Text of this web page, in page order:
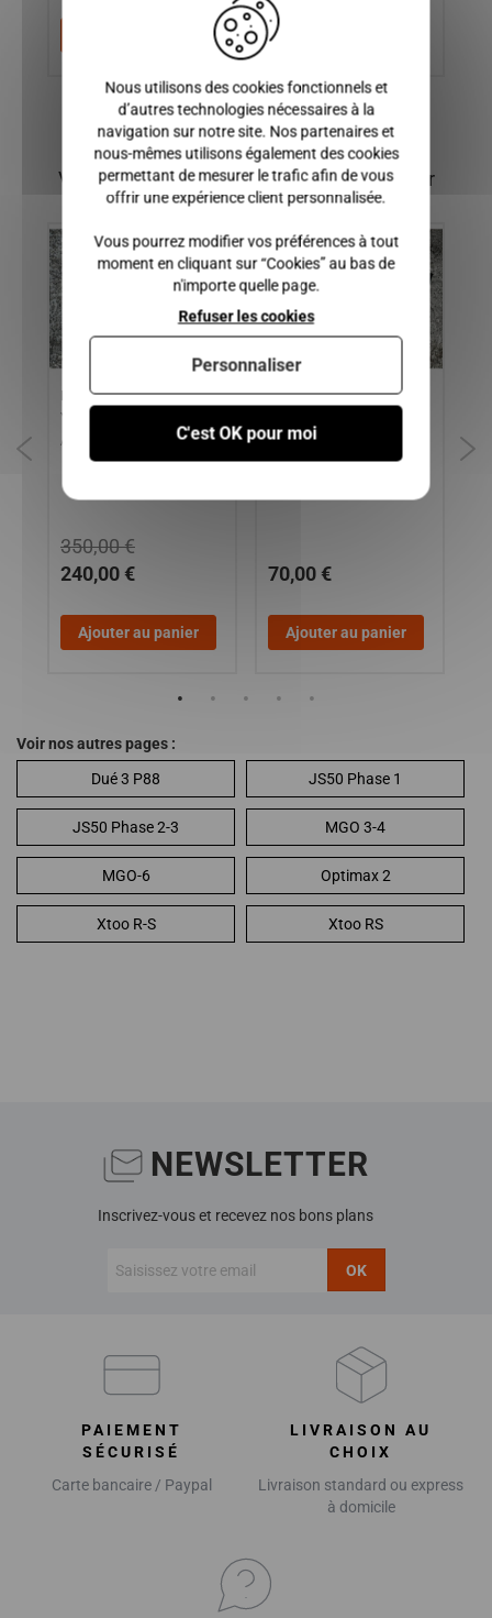
Vous pourriez également être intéressé par
POMPE A INJECTION
YANMAR, MICROCAR / JDM
/ CHATENET / BELLIER
240,00 €
350,00 €
Ajouter au panier
KIT DURITE DE GASOIL
DCI, LDW 492 DCI et LDW
492E
70,00 €
Ajouter au panier
Voir nos autres pages :
Dué 3 P88
JS50 Phase 1
JS50 Phase 2-3 MGO 3-4
MGO-6 Optimax 2
Xtoo R-S Xtoo RS
NEWSLETTER
Inscrivez-vous et recevez nos bons plans
OK
PAIEMENT
SÉCURISÉ
Carte bancaire / Paypal
LIVRAISON AU
CHOIX
Livraison standard ou express
à domicile
Nous utilisons des cookies fonctionnels et
d’autres technologies nécessaires à la
navigation sur notre site. Nos partenaires et
nous-mêmes utilisons également des cookies
permettant de mesurer le trafic afin de vous
offrir une expérience client personnalisée.
Vous pourrez modifier vos préférences à tout
moment en cliquant sur “Cookies” au bas de
n'importe quelle page.
C'est OK pour moi
Refuser les cookies
Personnaliser